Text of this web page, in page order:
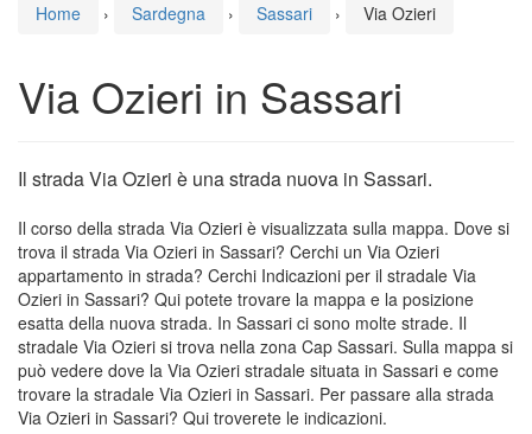
Home › Sardegna › Sassari › Via Ozieri
Via Ozieri in Sassari
Il strada Via Ozieri è una strada nuova in Sassari.
Il corso della strada Via Ozieri è visualizzata sulla mappa. Dove si
trova il strada Via Ozieri in Sassari? Cerchi un Via Ozieri
appartamento in strada? Cerchi Indicazioni per il stradale Via
Ozieri in Sassari? Qui potete trovare la mappa e la posizione
esatta della nuova strada. In Sassari ci sono molte strade. Il
stradale Via Ozieri si trova nella zona Cap Sassari. Sulla mappa si
può vedere dove la Via Ozieri stradale situata in Sassari e come
trovare la stradale Via Ozieri in Sassari. Per passare alla strada
Via Ozieri in Sassari? Qui troverete le indicazioni.